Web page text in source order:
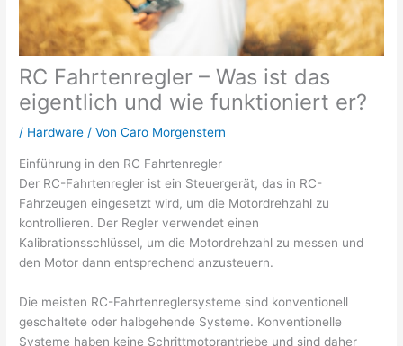
RC Fahrtenregler – Was ist das
eigentlich und wie funktioniert er?
/ Hardware / VonCaro Morgenstern
Einführung in den RC Fahrtenregler
Der RC-Fahrtenregler ist ein Steuergerät, das in RC-
Fahrzeugen eingesetzt wird, um die Motordrehzahl zu
kontrollieren. Der Regler verwendet einen
Kalibrationsschlüssel, um die Motordrehzahl zu messen und
den Motor dann entsprechend anzusteuern.
Die meisten RC-Fahrtenreglersysteme sind konventionell
geschaltete oder halbgehende Systeme. Konventionelle
Systeme haben keine Schrittmotorantriebe und sind daher